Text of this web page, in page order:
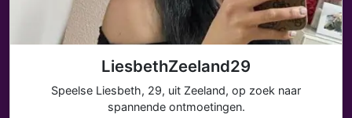
LiesbethZeeland29
Speelse Liesbeth, 29, uit Zeeland, op zoek naar
spannende ontmoetingen.